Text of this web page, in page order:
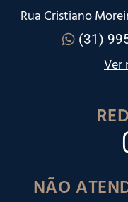
Rua Cristiano
(31)
Ver
NÃO